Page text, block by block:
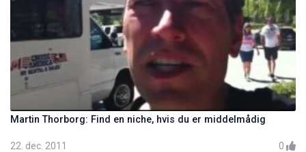
Martin Thorborg: Find en niche, hvis du er middelmådig
22. dec. 2011 0